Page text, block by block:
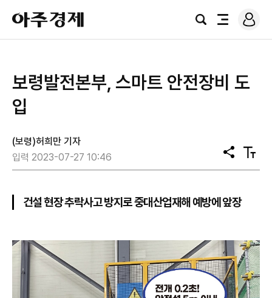
아
주
경
검
전
로
그
보령발전본부, 스마트 안전장비 도
입
(보령)허희만 기자
입력 2023-07-27 10:46
공
유
텍
스
건설 현장 추락사고 방지로 중대산업재해 예방에 앞장